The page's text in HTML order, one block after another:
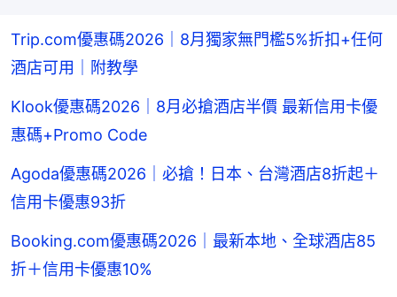
Trip.com優惠碼2026｜8月獨家無門檻5%折扣+任何
酒店可用｜附教學
Klook優惠碼2026｜8月必搶酒店半價 最新信用卡優
惠碼+Promo Code
Agoda優惠碼2026｜必搶！日本、台灣酒店8折起＋
信用卡優惠93折
Booking.com優惠碼2026｜最新本地、全球酒店85
折＋信用卡優惠10%